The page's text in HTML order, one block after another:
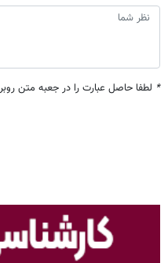
* لطفا حاصل عبارت را در جعبه متن